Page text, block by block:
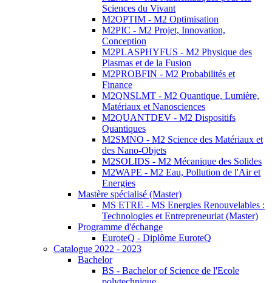
Sciences du Vivant
M2OPTIM - M2 Optimisation
M2PIC - M2 Projet, Innovation,
Conception
M2PLASPHYFUS - M2 Physique des
Plasmas et de la Fusion
M2PROBFIN - M2 Probabilités et
Finance
M2QNSLMT - M2 Quantique, Lumière,
Matériaux et Nanosciences
M2QUANTDEV - M2 Dispositifs
Quantiques
M2SMNO - M2 Science des Matériaux et
des Nano-Objets
M2SOLIDS - M2 Mécanique des Solides
M2WAPE - M2 Eau, Pollution de l'Air et
Energies
Mastère spécialisé (Master)
MS ETRE - MS Energies Renouvelables :
Technologies et Entrepreneuriat (Master)
Programme d'échange
EuroteQ - Diplôme EuroteQ
Catalogue 2022 - 2023
Bachelor
BS - Bachelor of Science de l'Ecole